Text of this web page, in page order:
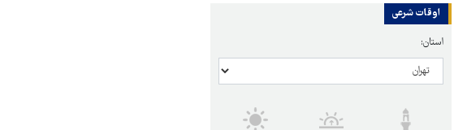
اوقات شرعی
استان: